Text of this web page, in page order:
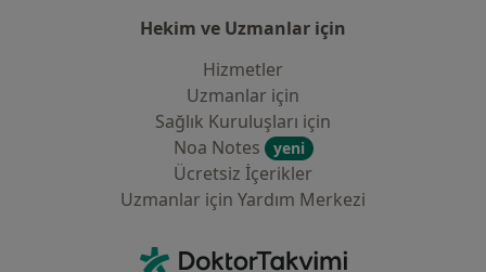
Hekim ve Uzmanlar için
Hizmetler
Uzmanlar için
Sağlık Kuruluşları için
Noa Notes
yeni
Ücretsiz İçerikler
Uzmanlar için Yardım Merkezi
DoktorTakvimi - Ana Sayfa